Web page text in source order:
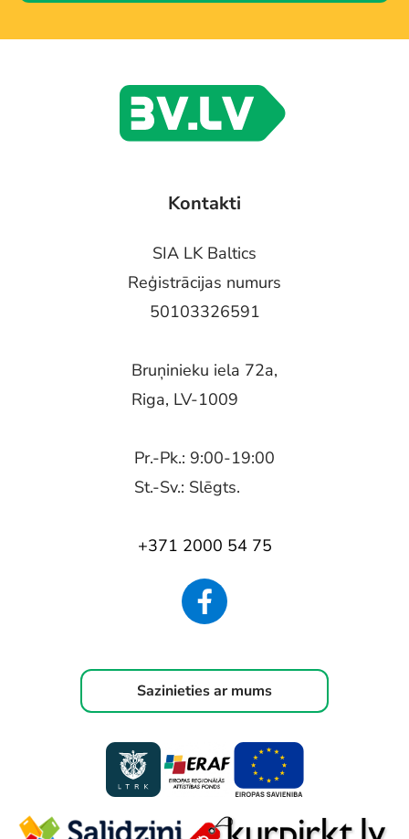
Kontakti
SIA LK Baltics
Reģistrācijas numurs
50103326591
Bruņinieku iela 72a,
Riga, LV-1009
Pr.-Pk.: 9:00-19:00
St.-Sv.: Slēgts.
+371 2000 54 75
Sazinieties ar mums